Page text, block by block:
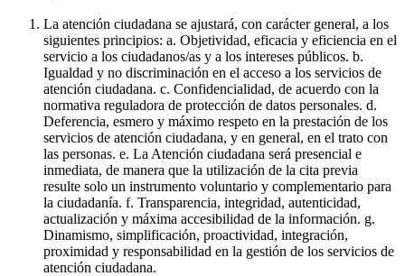
La atención ciudadana se ajustará, con carácter general, a los
siguientes principios: a. Objetividad, eficacia y eficiencia en el
servicio a los ciudadanos/as y a los intereses públicos. b.
Igualdad y no discriminación en el acceso a los servicios de
atención ciudadana. c. Confidencialidad, de acuerdo con la
normativa reguladora de protección de datos personales. d.
Deferencia, esmero y máximo respeto en la prestación de los
servicios de atención ciudadana, y en general, en el trato con
las personas. e. La Atención ciudadana será presencial e
inmediata, de manera que la utilización de la cita previa
resulte solo un instrumento voluntario y complementario para
la ciudadanía. f. Transparencia, integridad, autenticidad,
actualización y máxima accesibilidad de la información. g.
Dinamismo, simplificación, proactividad, integración,
proximidad y responsabilidad en la gestión de los servicios de
atención ciudadana.